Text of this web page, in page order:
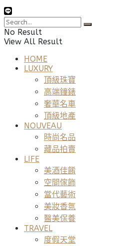
No Result
View All Result
HOME
LUXURY
頂級珠寶
高端鐘錶
奢華名車
頂級地產
NOUVEAU
時尚名品
藏品拍賣
LIFE
美酒佳餚
空間傢飾
當代藝術
美妝香氛
醫美保養
TRAVEL
度假天堂